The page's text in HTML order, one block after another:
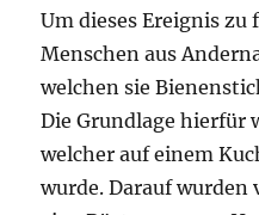
Um dieses Ereignis zu
Menschen aus
welchen sie
Die Grundlage hierfür
welcher auf einem
wurde. Darauf wurden